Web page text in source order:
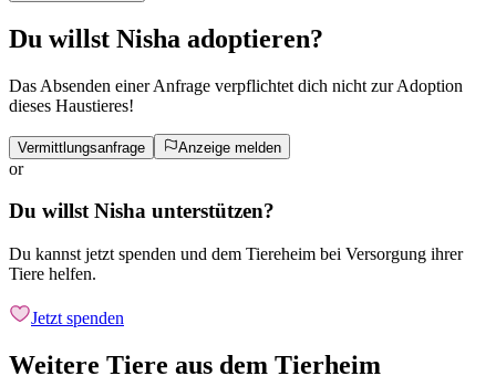
Du willst Nisha adoptieren?
Das Absenden einer Anfrage verpflichtet dich nicht zur Adoption
dieses Haustieres!
Vermittlungsanfrage Anzeige melden
or
Du willst Nisha unterstützen?
Du kannst jetzt spenden und dem Tiereheim bei Versorgung ihrer
Tiere helfen.
Jetzt spenden
Weitere Tiere aus dem Tierheim